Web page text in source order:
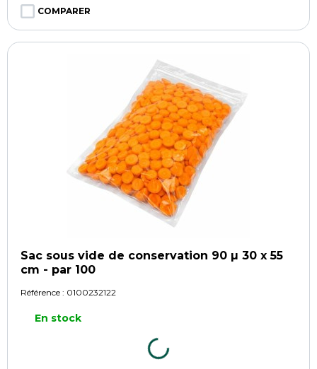
COMPARER
Sac sous vide de conservation 90 µ 30 x 55
cm - par 100
Référence : 0100232122
En stock